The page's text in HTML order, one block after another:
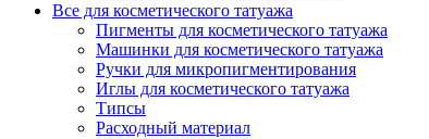
Все для косметического татуажа
Пигменты для косметического татуажа
Машинки для косметического татуажа
Ручки для микропигментирования
Иглы для косметического татуажа
Типсы
Расходный материал